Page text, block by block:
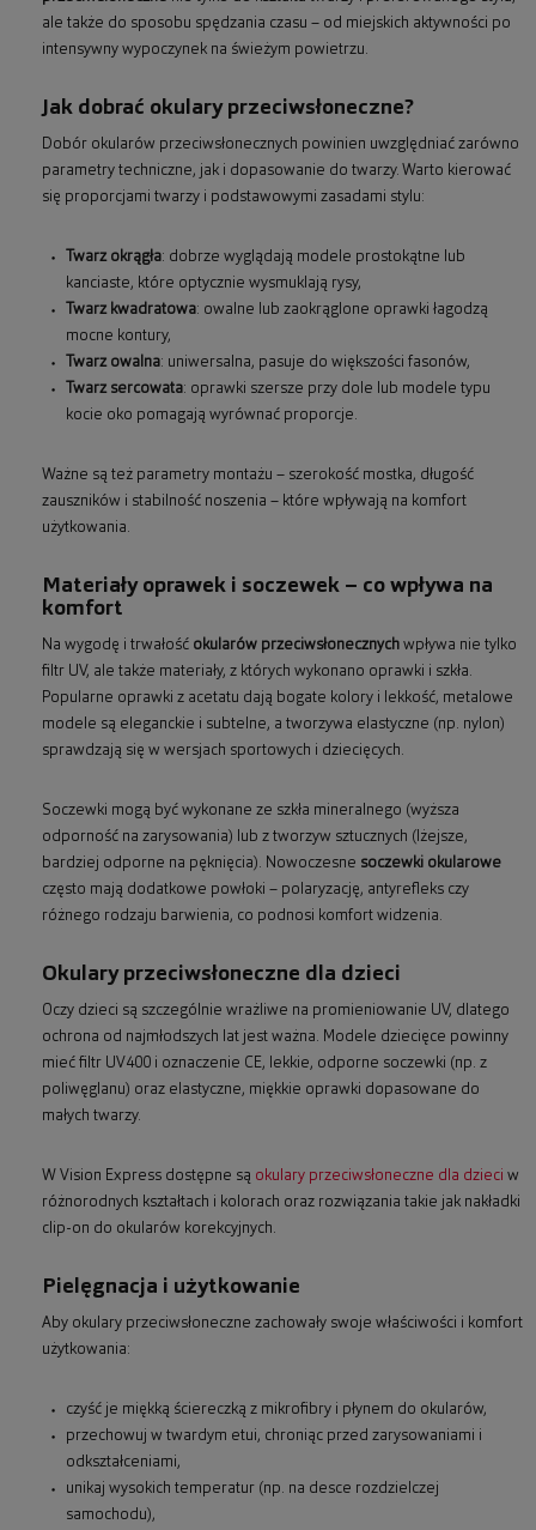
ale także do sposobu spędzania czasu – od miejskich aktywności po
intensywny wypoczynek na świeżym powietrzu.
Jak dobrać okulary przeciwsłoneczne?
Dobór okularów przeciwsłonecznych powinien uwzględniać zarówno
parametry techniczne, jak i dopasowanie do twarzy. Warto kierować
się proporcjami twarzy i podstawowymi zasadami stylu:
Twarz okrągła: dobrze wyglądają modele prostokątne lub
kanciaste, które optycznie wysmuklają rysy,
Twarz kwadratowa: owalne lub zaokrąglone oprawki łagodzą
mocne kontury,
Twarz owalna: uniwersalna, pasuje do większości fasonów,
Twarz sercowata: oprawki szersze przy dole lub modele typu
kocie oko pomagają wyrównać proporcje.
Ważne są też parametry montażu – szerokość mostka, długość
zauszników i stabilność noszenia – które wpływają na komfort
użytkowania.
Materiały oprawek i soczewek – co wpływa na
komfort
Na wygodę i trwałość okularów przeciwsłonecznych wpływa nie tylko
filtr UV, ale także materiały, z których wykonano oprawki i szkła.
Popularne oprawki z acetatu dają bogate kolory i lekkość, metalowe
modele są eleganckie i subtelne, a tworzywa elastyczne (np. nylon)
sprawdzają się w wersjach sportowych i dziecięcych.
Soczewki mogą być wykonane ze szkła mineralnego (wyższa
odporność na zarysowania) lub z tworzyw sztucznych (lżejsze,
bardziej odporne na pęknięcia). Nowoczesne soczewki okularowe
często mają dodatkowe powłoki – polaryzację, antyrefleks czy
różnego rodzaju barwienia, co podnosi komfort widzenia.
Okulary przeciwsłoneczne dla dzieci
Oczy dzieci są szczególnie wrażliwe na promieniowanie UV, dlatego
ochrona od najmłodszych lat jest ważna. Modele dziecięce powinny
mieć filtr UV400 i oznaczenie CE, lekkie, odporne soczewki (np. z
poliwęglanu) oraz elastyczne, miękkie oprawki dopasowane do
małych twarzy.
W Vision Express dostępne są okulary przeciwsłoneczne dla dzieci w
różnorodnych kształtach i kolorach oraz rozwiązania takie jak nakładki
clip-on do okularów korekcyjnych.
Pielęgnacja i użytkowanie
Aby okulary przeciwsłoneczne zachowały swoje właściwości i komfort
użytkowania:
czyść je miękką ściereczką z mikrofibry i płynem do okularów,
przechowuj w twardym etui, chroniąc przed zarysowaniami i
odkształceniami,
unikaj wysokich temperatur (np. na desce rozdzielczej
samochodu),